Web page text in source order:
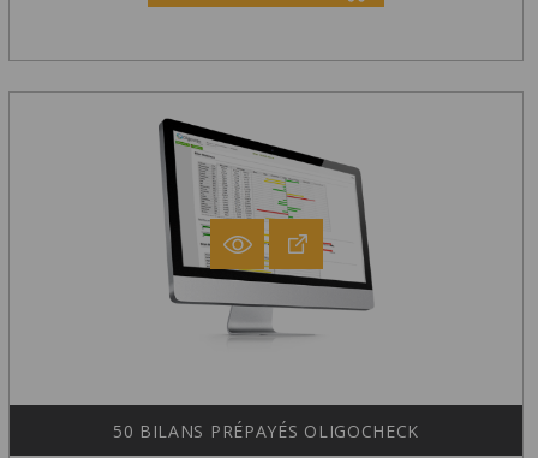
50 BILANS PRÉPAYÉS OLIGOCHECK